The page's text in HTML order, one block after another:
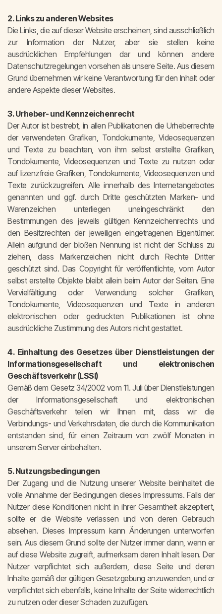
2. Links zu anderen Websites
Die Links, die auf dieser Website erscheinen, sind ausschließlich
zur Information der Nutzer, aber sie stellen keine
ausdrücklichen Empfehlungen dar und können andere
Datenschutzregelungen vorsehen als unsere Seite. Aus diesem
Grund übernehmen wir keine Verantwortung für den Inhalt oder
andere Aspekte dieser Websites.
3. Urheber- und Kennzeichenrecht
Der Autor ist bestrebt, in allen Publikationen die Urheberrechte
der verwendeten Grafiken, Tondokumente, Videosequenzen
und Texte zu beachten, von ihm selbst erstellte Grafiken,
Tondokumente, Videosequenzen und Texte zu nutzen oder
auf lizenzfreie Grafiken, Tondokumente, Videosequenzen und
Texte zurückzugreifen. Alle innerhalb des Internetangebotes
genannten und ggf. durch Dritte geschützten Marken- und
Warenzeichen unterliegen uneingeschränkt den
Bestimmungen des jeweils gültigen Kennzeichenrechts und
den Besitzrechten der jeweiligen eingetragenen Eigentümer.
Allein aufgrund der bloßen Nennung ist nicht der Schluss zu
ziehen, dass Markenzeichen nicht durch Rechte Dritter
geschützt sind. Das Copyright für veröffentlichte, vom Autor
selbst erstellte Objekte bleibt allein beim Autor der Seiten. Eine
Vervielfältigung oder Verwendung solcher Grafiken,
Tondokumente, Videosequenzen und Texte in anderen
elektronischen oder gedruckten Publikationen ist ohne
ausdrückliche Zustimmung des Autors nicht gestattet.
4. Einhaltung des Gesetzes über Dienstleistungen der
Informationsgesellschaft und elektronischen
Geschäftsverkehr (LSSI)
Gemäß dem Gesetz 34/2002 vom 11. Juli über Dienstleistungen
der Informationsgesellschaft und elektronischen
Geschäftsverkehr teilen wir Ihnen mit, dass wir die
Verbindungs- und Verkehrsdaten, die durch die Kommunikation
entstanden sind, für einen Zeitraum von zwölf Monaten in
unserem Server einbehalten.
5. Nutzungsbedingungen
Der Zugang und die Nutzung unserer Website beinhaltet die
volle Annahme der Bedingungen dieses Impressums. Falls der
Nutzer diese Konditionen nicht in ihrer Gesamtheit akzeptiert,
sollte er die Website verlassen und von deren Gebrauch
absehen. Dieses Impressum kann Änderungen unterworfen
sein. Aus diesem Grund sollte der Nutzer immer dann, wenn er
auf diese Website zugreift, aufmerksam deren Inhalt lesen. Der
Nutzer verpflichtet sich außerdem, diese Seite und deren
Inhalte gemäß der gültigen Gesetzgebung anzuwenden, und er
verpflichtet sich ebenfalls, keine Inhalte der Seite widerrechtlich
zu nutzen oder dieser Schaden zuzufügen.